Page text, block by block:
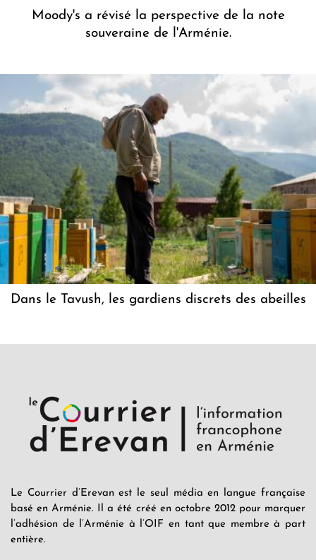
Moody's a révisé la perspective de la note
souveraine de l'Arménie.
Dans le Tavush, les gardiens discrets des abeilles
Le Courrier d’Erevan est le seul média en langue française
basé en Arménie. Il a été créé en octobre 2012 pour marquer
l’adhésion de l’Arménie à l’OIF en tant que membre à part
entière.